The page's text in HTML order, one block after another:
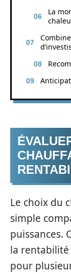
La
Le choix du
simple
puissances.
la rentabilité
pour